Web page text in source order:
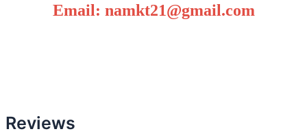
Email: namkt21@gmail.com
Reviews